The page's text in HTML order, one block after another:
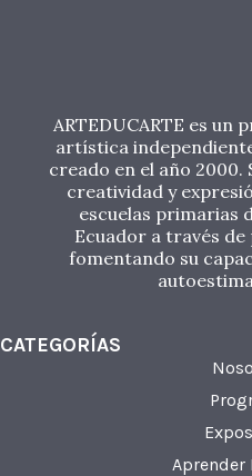
ARTEDUCARTE es un
artística
creado en el año 2000.
creatividad y
escuelas primarias
Ecuador a través
fomentando su
CATEGORÍAS
Aprender